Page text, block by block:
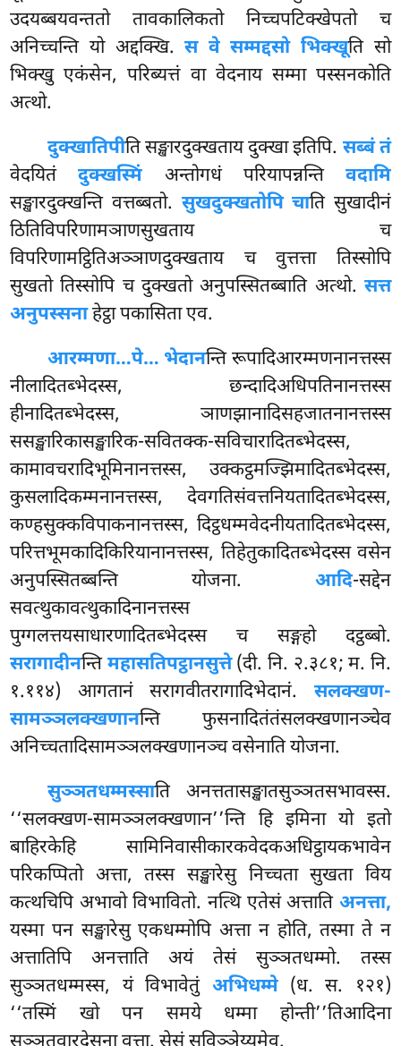
उदयब्बयवन्ततो तावकालिकतो निच्चपटिक्खेपतो च
अनिच्चन्ति यो अद्दक्खि.स वे सम्मद्दसो भिक्खूति सो
भिक्खु एकंसेन, परिब्यत्तं वा वेदनाय सम्मा पस्सनकोति
अत्थो.
दुक्खातिपीति सङ्खारदुक्खताय दुक्खा इतिपि. सब्बं तं
वेदयितंदुक्खस्मिं अन्तोगधं परियापन्नन्ति वदामि
सङ्खारदुक्खन्ति वत्तब्बतो. सुखदुक्खतोपि चाति सुखादीनं
ठितिविपरिणामञाणसुखताय च
विपरिणामट्ठितिअञ्ञाणदुक्खताय च वुत्तत्ता तिस्सोपि
सुखतो तिस्सोपि च दुक्खतो अनुपस्सितब्बाति अत्थो. सत्त
अनुपस्सनाहेट्ठा पकासिता एव.
आरम्मणा…पे… भेदानन्ति रूपादिआरम्मणनानत्तस्स
नीलादितब्भेदस्स, छन्दादिअधिपतिनानत्तस्स
हीनादितब्भेदस्स, ञाणझानादिसहजातनानत्तस्स
ससङ्खारिकासङ्खारिक-सवितक्क-सविचारादितब्भेदस्स,
कामावचरादिभूमिनानत्तस्स, उक्कट्ठमज्झिमादितब्भेदस्स,
कुसलादिकम्मनानत्तस्स, देवगतिसंवत्तनियतादितब्भेदस्स,
कण्हसुक्कविपाकनानत्तस्स, दिट्ठधम्मवेदनीयतादितब्भेदस्स,
परित्तभूमकादिकिरियानानत्तस्स, तिहेतुकादितब्भेदस्स वसेन
अनुपस्सितब्बन्ति योजना. आदि-सद्देन
सवत्थुकावत्थुकादिनानत्तस्स
पुग्गलत्तयसाधारणादितब्भेदस्सच सङ्गहो दट्ठब्बो.
सरागादीनन्तिमहासतिपट्ठानसुत्ते(दी. नि. २.३८१; म. नि.
१.११४) आगतानं सरागवीतरागादिभेदानं. सलक्खण-
सामञ्ञलक्खणानन्ति फुसनादितंतंसलक्खणानञ्चेव
अनिच्चतादिसामञ्ञलक्खणानञ्च वसेनाति योजना.
सुञ्ञतधम्मस्साति अनत्ततासङ्खातसुञ्ञतसभावस्स.
‘‘सलक्खण-सामञ्ञलक्खणान’’न्ति हि इमिना यो इतो
बाहिरकेहि सामिनिवासीकारकवेदकअधिट्ठायकभावेन
परिकप्पितो अत्ता, तस्स सङ्खारेसु निच्चता सुखता विय
कत्थचिपि अभावो विभावितो. नत्थि एतेसं अत्ताति अनत्ता,
यस्मा पन सङ्खारेसु एकधम्मोपि अत्ता न होति, तस्मा ते न
अत्तातिपि अनत्ताति अयं तेसं सुञ्ञतधम्मो. तस्स
सुञ्ञतधम्मस्स, यं विभावेतुं अभिधम्मे(ध. स. १२१)
‘‘तस्मिं खो पन समये धम्मा होन्ती’’तिआदिना